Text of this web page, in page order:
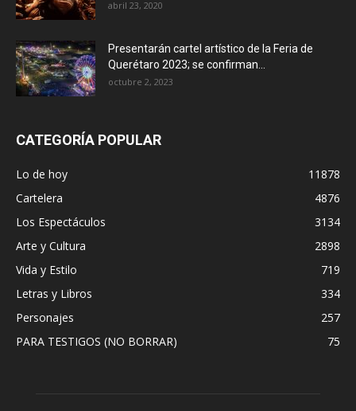
abril 23, 2020
Presentarán cartel artístico de la Feria de
Querétaro 2023; se confirman...
octubre 2, 2023
CATEGORÍA POPULAR
Lo de hoy
11878
Cartelera
4876
Los Espectáculos
3134
Arte y Cultura
2898
Vida y Estilo
719
Letras y Libros
334
Personajes
257
PARA TESTIGOS (NO BORRAR)
75